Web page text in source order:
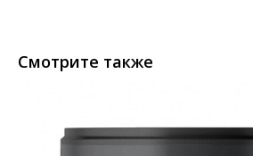
Смотрите также